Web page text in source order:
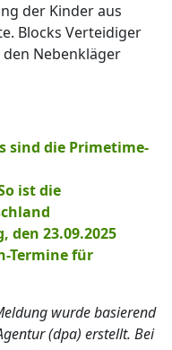
der Kinder aus
Blocks Verteidiger
Nebenkläger
sind die Primetime-
ist die
den 23.09.2025
Termine für
wurde basierend
(dpa) erstellt. Bei